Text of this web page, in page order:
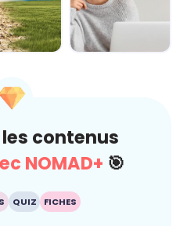
Climat
contenus
NOMAD+ 🎯
QUIZ FICHES